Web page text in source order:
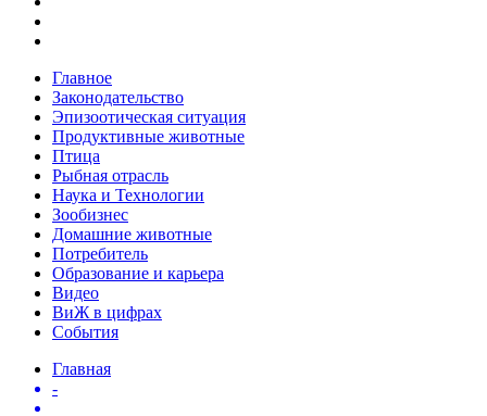
Главное
Законодательство
Эпизоотическая ситуация
Продуктивные животные
Птица
Рыбная отрасль
Наука и Технологии
Зообизнес
Домашние животные
Потребитель
Образование и карьера
Видео
ВиЖ в цифрах
События
Главная
-